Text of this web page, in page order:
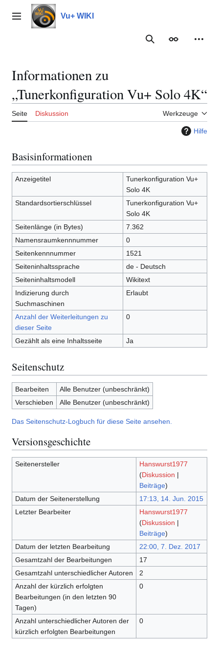
Inhalt
springenHauptmenü Vu+ WIKI
Suche
Informationen zu
„Tunerkonfiguration Vu+ Solo 4K“
Seite Diskussion Werkzeuge
Hilfe
Basisinformationen
Anzeigetitel
Tunerkonfiguration Vu+
Solo 4K
Standardsortierschlüssel
Tunerkonfiguration Vu+
Solo 4K
Seitenlänge (in Bytes)
7.362
Namensraumkennnummer
0
Seitenkennnummer
1521
Seiteninhaltssprache
de - Deutsch
Seiteninhaltsmodell
Wikitext
Indizierung durch
Suchmaschinen
Erlaubt
Anzahl der Weiterleitungen zu
dieser Seite
0
Gezählt als eine Inhaltsseite Ja
Seitenschutz
Bearbeiten
Alle Benutzer (unbeschränkt)
Verschieben
Alle Benutzer (unbeschränkt)
Das Seitenschutz-Logbuch für diese Seite ansehen.
Versionsgeschichte
Seitenersteller
Hanswurst1977
(Diskussion |
Beiträge)
Datum der Seitenerstellung
17:13, 14. Jun. 2015
Letzter Bearbeiter
Hanswurst1977
(Diskussion |
Beiträge)
Datum der letzten Bearbeitung
22:00, 7. Dez. 2017
Gesamtzahl der Bearbeitungen
17
Gesamtzahl unterschiedlicher Autoren
2
Anzahl der kürzlich erfolgten
Bearbeitungen (in den letzten 90
Tagen)
0
Anzahl unterschiedlicher Autoren der
kürzlich erfolgten Bearbeitungen
0